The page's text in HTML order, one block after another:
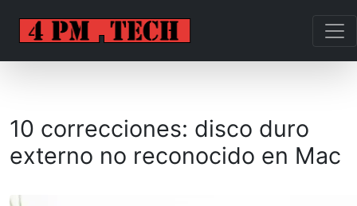
10 correcciones: disco duro
externo no reconocido en Mac